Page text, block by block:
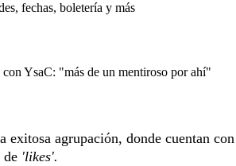
fechas, boletería y más
YsaC: "más de un mentiroso por ahí"
agrupación, donde cuentan
de 'likes'.